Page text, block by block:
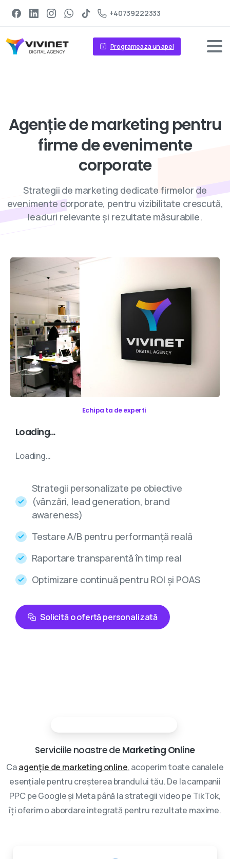
+40739222333
Programeaza un apel
Agențiede marketing pentru
firmedeevenimente
corporate
Strategii de marketing dedicate firmelor de
evenimente corporate, pentru vizibilitate crescută,
leaduri relevante și rezultate măsurabile.
Echipa ta de experti
Loading...
Loading…
Strategii personalizate pe obiective
(vânzări, lead generation, brand
awareness)
Testare A/B pentru performanță reală
Raportare transparentă în timp real
Optimizare continuă pentru ROI și POAS
Solicită o ofertă personalizată
Serviciile noastre de Marketing Online
Caagenție de marketing online, acoperim toate canalele
esențiale pentru creșterea brandului tău. De la campanii
PPC pe Google și Meta până la strategii video pe TikTok,
îți oferim o abordare integrată pentru rezultate maxime.